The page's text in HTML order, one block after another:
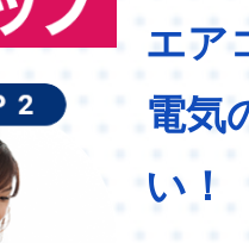
エア
電気
い！